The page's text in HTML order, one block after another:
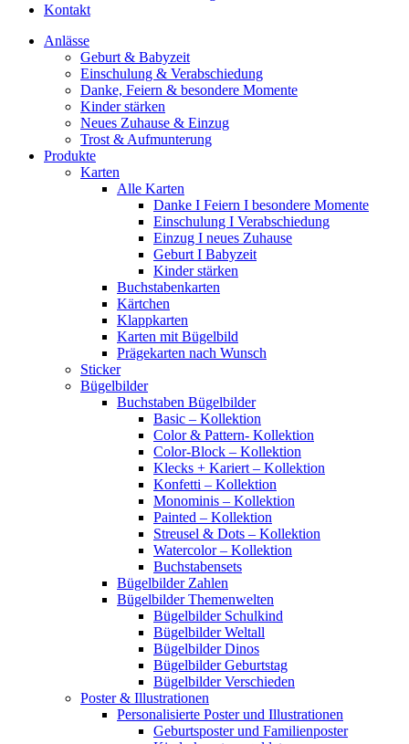
Kontakt
Anlässe
Geburt & Babyzeit
Einschulung & Verabschiedung
Danke, Feiern & besondere Momente
Kinder stärken
Neues Zuhause & Einzug
Trost & Aufmunterung
Produkte
Karten
Alle Karten
Danke I Feiern I besondere Momente
Einschulung I Verabschiedung
Einzug I neues Zuhause
Geburt I Babyzeit
Kinder stärken
Buchstabenkarten
Kärtchen
Klappkarten
Karten mit Bügelbild
Prägekarten nach Wunsch
Sticker
Bügelbilder
Buchstaben Bügelbilder
Basic – Kollektion
Color & Pattern- Kollektion
Color-Block – Kollektion
Klecks + Kariert – Kollektion
Konfetti – Kollektion
Monominis – Kollektion
Painted – Kollektion
Streusel & Dots – Kollektion
Watercolor – Kollektion
Buchstabensets
Bügelbilder Zahlen
Bügelbilder Themenwelten
Bügelbilder Schulkind
Bügelbilder Weltall
Bügelbilder Dinos
Bügelbilder Geburtstag
Bügelbilder Verschieden
Poster & Illustrationen
Personalisierte Poster und Illustrationen
Geburtsposter und Familienposter